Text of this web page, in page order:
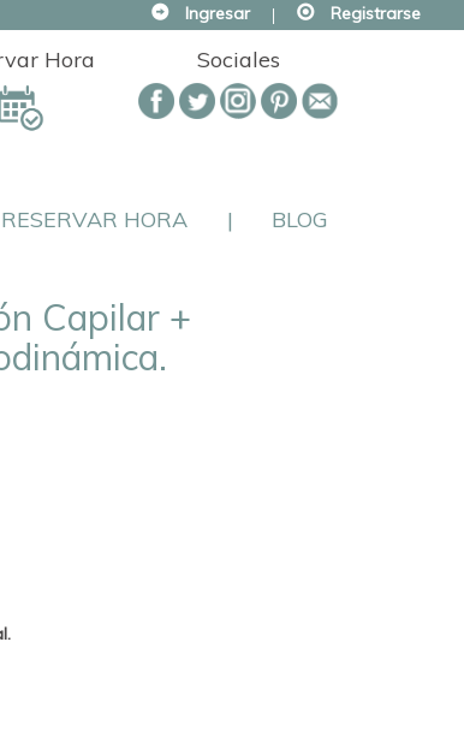
Ingresar | Registrarse
Hora Sociales
RESERVAR HORA | BLOG
Capilar +